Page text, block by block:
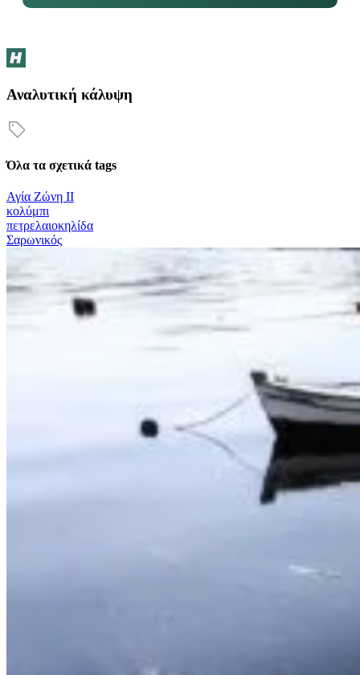
Αναλυτική κάλυψη
Όλα τα σχετικά tags
Αγία Ζώνη ΙΙ
κολύμπι
πετρελαιοκηλίδα
Σαρωνικός